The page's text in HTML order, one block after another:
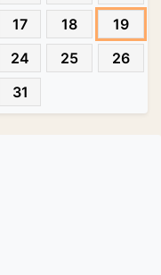
17 18
19
24 25
26
31